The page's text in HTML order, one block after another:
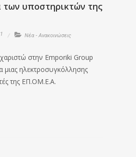
των υποστηρικτών της
Νέα - Ανακοινώσεις
στην Emporiki Group
μιας ηλεκτροσυγκόλλησης
της ΕΠ.ΟΜ.Ε.Α.